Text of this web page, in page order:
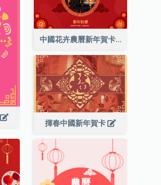
中國花卉農曆新年賀卡
揮春中國新年賀卡